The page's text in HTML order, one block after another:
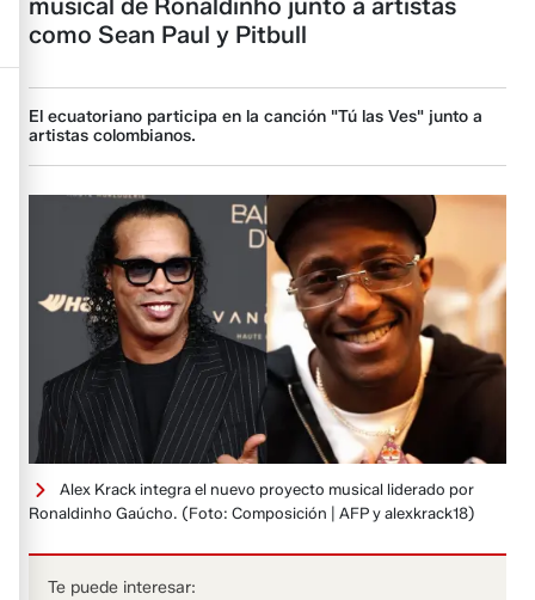
musical de Ronaldinho junto a artistas
como Sean Paul y Pitbull
El ecuatoriano participa en la canción "Tú las Ves" junto a
artistas colombianos.
Alex Krack integra el nuevo proyecto musical liderado por
Ronaldinho Gaúcho. (Foto: Composición | AFP y alexkrack18)
Te puede interesar: